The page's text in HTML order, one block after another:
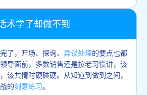
术学了却做不到
了，开场、探询、 异议处理的要点也都
导面前，多数销售还是按老习惯讲，该
该共情时硬碰硬。从知道到做到之间，
的刻意练习。